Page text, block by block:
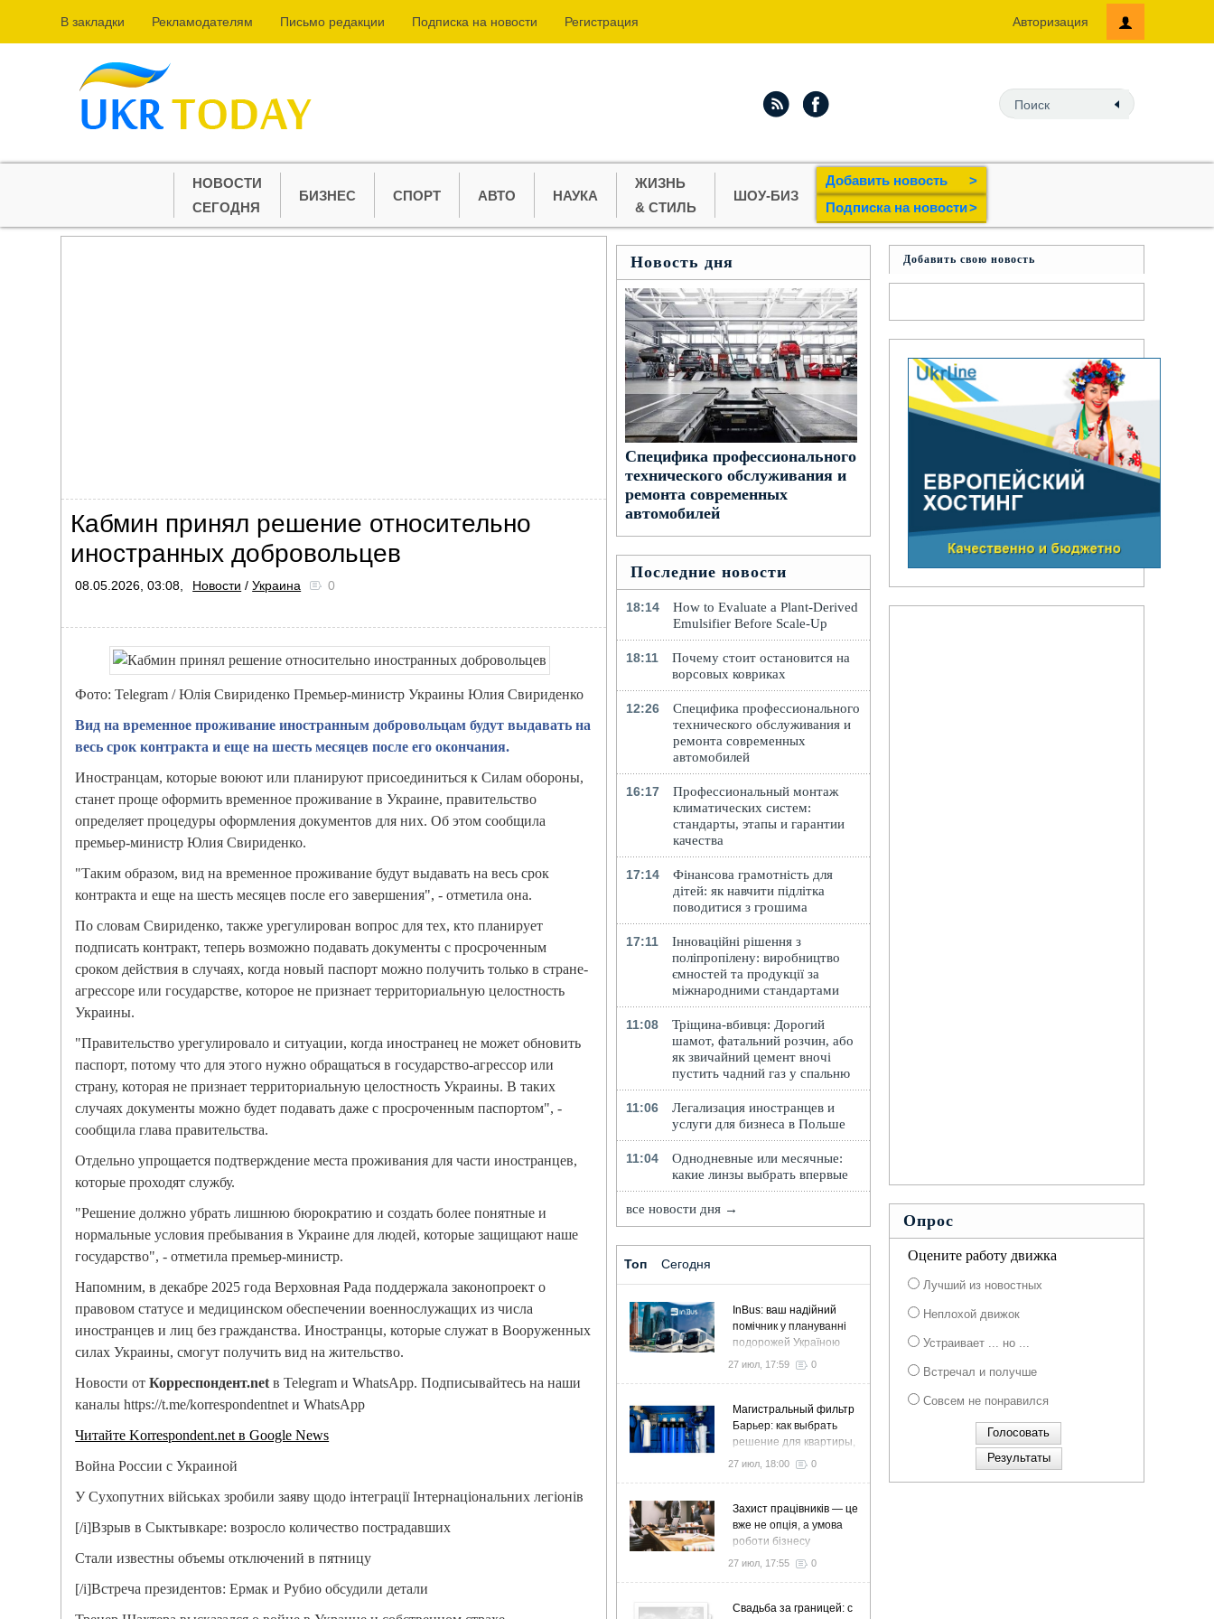
В закладки Рекламодателям Письмо редакции Подпиcка на новости Регистрация Авторизация
НОВОСТИ
СЕГОДНЯ
БИЗНЕС СПОРТ АВТО НАУКА
ЖИЗНЬ
& СТИЛЬ
ШОУ-БИЗ
Добавить новость
>
Подпиcка на новости>
Кабмин принял решение относительно
иностранных добровольцев
08.05.2026, 03:08, Новости /Украина 0
Фото: Telegram / Юлія Свириденко Премьер-министр Украины Юлия Свириденко
Вид на временное проживание иностранным добровольцам будут выдавать на
весь срок контракта и еще на шесть месяцев после его окончания.
Иностранцам, которые воюют или планируют присоединиться к Силам обороны,
станет проще оформить временное проживание в Украине, правительство
определяет процедуры оформления документов для них. Об этом сообщила
премьер-министр Юлия Свириденко.
"Таким образом, вид на временное проживание будут выдавать на весь срок
контракта и еще на шесть месяцев после его завершения", - отметила она.
По словам Свириденко, также урегулирован вопрос для тех, кто планирует
подписать контракт, теперь возможно подавать документы с просроченным
сроком действия в случаях, когда новый паспорт можно получить только в стране-
агрессоре или государстве, которое не признает территориальную целостность
Украины.
"Правительство урегулировало и ситуации, когда иностранец не может обновить
паспорт, потому что для этого нужно обращаться в государство-агрессор или
страну, которая не признает территориальную целостность Украины. В таких
случаях документы можно будет подавать даже с просроченным паспортом", -
сообщила глава правительства.
Отдельно упрощается подтверждение места проживания для части иностранцев,
которые проходят службу.
"Решение должно убрать лишнюю бюрократию и создать более понятные и
нормальные условия пребывания в Украине для людей, которые защищают наше
государство", - отметила премьер-министр.
Напомним, в декабре 2025 года Верховная Рада поддержала законопроект о
правовом статусе и медицинском обеспечении военнослужащих из числа
иностранцев и лиц без гражданства. Иностранцы, которые служат в Вооруженных
силах Украины, смогут получить вид на жительство.
Новости от Корреспондент.netв Telegram и WhatsApp. Подписывайтесь на наши
каналы https://t.me/korrespondentnet и WhatsApp
Читайте Korrespondent.net в Google News
Война России с Украиной
У Сухопутних військах зробили заяву щодо інтеграції Інтернаціональних легіонів
[/i]Взрыв в Сыктывкаре: возросло количество пострадавших
Стали известны объемы отключений в пятницу
[/i]Встреча президентов: Ермак и Рубио обсудили детали
Новость дня
Специфика профессионального
технического обслуживания и
ремонта современных
автомобилей
Последние новости
18:14
How to Evaluate a Plant-Derived
Emulsifier Before Scale-Up
18:11
Почему стоит остановится на
ворсовых ковриках
12:26
Специфика профессионального
технического обслуживания и
ремонта современных
автомобилей
16:17
Профессиональный монтаж
климатических систем:
стандарты, этапы и гарантии
качества
17:14
Фінансова грамотність для
дітей: як навчити підлітка
поводитися з грошима
17:11
Інноваційні рішення з
поліпропілену: виробництво
ємностей та продукції за
міжнародними стандартами
11:08
Тріщина-вбивця: Дорогий
шамот, фатальний розчин, або
як звичайний цемент вночі
пустить чадний газ у спальню
11:06
Легализация иностранцев и
услуги для бизнеса в Польше
11:04
Однодневные или месячные:
какие линзы выбрать впервые
все новости дня →
Топ Сегодня
InBus: ваш надійний
помічник у плануванні
подорожей Україною
27 июл, 17:59 0
Магистральный фильтр
Барьер: как выбрать
решение для квартиры,
дома и коттеджа
27 июл, 18:00 0
Захист працівників — це
вже не опція, а умова
роботи бізнесу
27 июл, 17:55 0
Свадьба за границей: с
Добавить свою новость
Опрос
Оцените работу движка
Лучший из новостных
Неплохой движок
Устраивает ... но ...
Встречал и получше
Совсем не понравился